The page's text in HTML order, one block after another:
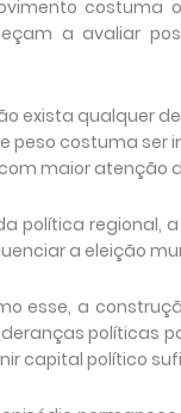
costuma
a avaliar
exista qualquer
peso costuma
maior atenção
política regional,
a eleição
esse, a
políticas
capital político